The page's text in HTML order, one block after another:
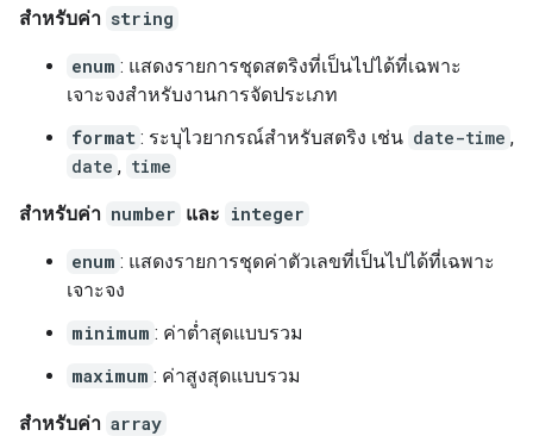
สำหรับค่า string
enum : แสดงรายการชุดสตริงที่เป็นไปได้ที่เฉพาะ
เจาะจงสำหรับงานการจัดประเภท
format : ระบุไวยากรณ์สำหรับสตริง เช่น date-time ,
date , time
สำหรับค่า number และ integer
enum : แสดงรายการชุดค่าตัวเลขที่เป็นไปได้ที่เฉพาะ
เจาะจง
minimum : ค่าต่ำสุดแบบรวม
maximum : ค่าสูงสุดแบบรวม
สำหรับค่า array